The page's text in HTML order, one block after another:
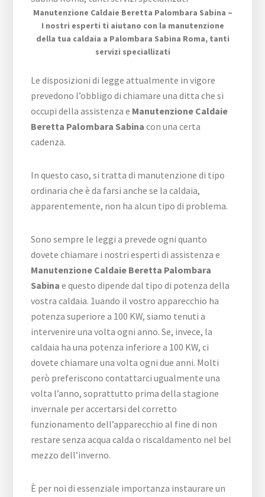
Manutenzione Caldaie Beretta Palombara Sabina –
I nostri esperti ti aiutano con la manutenzione
della tua caldaia a Palombara Sabina Roma, tanti
servizi speciallizati
Le disposizioni di legge attualmente in vigore
prevedono l’obbligo di chiamare una ditta che si
occupi della assistenza e Manutenzione Caldaie
Beretta Palombara Sabina con una certa
cadenza.
In questo caso, si tratta di manutenzione di tipo
ordinaria che è da farsi anche se la caldaia,
apparentemente, non ha alcun tipo di problema.
Sono sempre le leggi a prevede ogni quanto
dovete chiamare i nostri esperti di assistenza e
Manutenzione Caldaie Beretta Palombara
Sabina e questo dipende dal tipo di potenza della
vostra caldaia. 1uando il vostro apparecchio ha
potenza superiore a 100 KW, siamo tenuti a
intervenire una volta ogni anno. Se, invece, la
caldaia ha una potenza inferiore a 100 KW, ci
dovete chiamare una volta ogni due anni. Molti
però preferiscono contattarci ugualmente una
volta l’anno, soprattutto prima della stagione
invernale per accertarsi del corretto
funzionamento dell’apparecchio al fine di non
restare senza acqua calda o riscaldamento nel bel
mezzo dell’inverno.
È per noi di essenziale importanza instaurare un